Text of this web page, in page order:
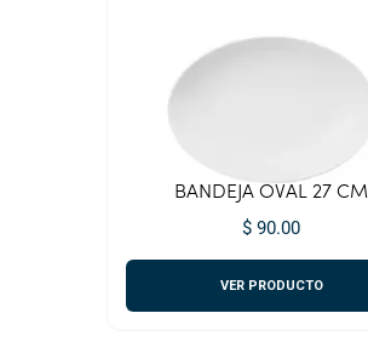
BANDEJA OVAL 27 CM
$ 90.00
VER PRODUCTO